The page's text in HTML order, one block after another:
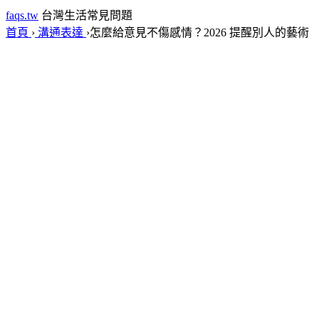
faqs.tw 台灣生活常見問題
首頁 › 溝通表達 ›怎麼給意見不傷感情？2026 提醒別人的藝術